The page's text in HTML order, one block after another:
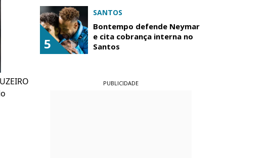
5
SANTOS
Bontempo defende Neymar
e cita cobrança interna no
Santos
PUBLICIDADE